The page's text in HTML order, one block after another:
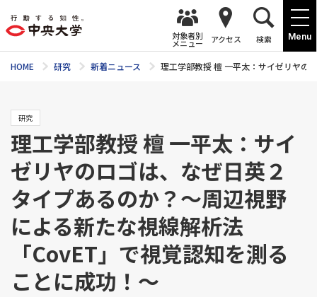
Menu
対象者別
メニュー アクセス 検索
HOME 研究 新着ニュース 理工学部教授 檀 一平太：サイゼリヤの
研究
理工学部教授 檀 一平太：サイ
ゼリヤのロゴは、なぜ日英２
タイプあるのか？～周辺視野
による新たな視線解析法
「CovET」で視覚認知を測る
ことに成功！～